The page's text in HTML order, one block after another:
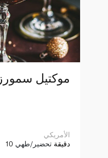
موكتيل سمورز
الأمريكي
10 دقيقة تحضير/طهي